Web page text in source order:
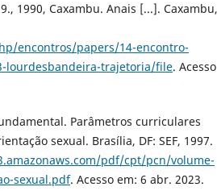
1990, Caxambu. Anais [...]. Caxambu,
encontros/papers/14-encontro-
lourdesbandeira-trajetoria/file. Acesso
Parâmetros curriculares
sexual. Brasília, DF: SEF, 1997.
pdf/cpt/pcn/volume-
sexual.pdf. Acesso em: 6 abr. 2023.